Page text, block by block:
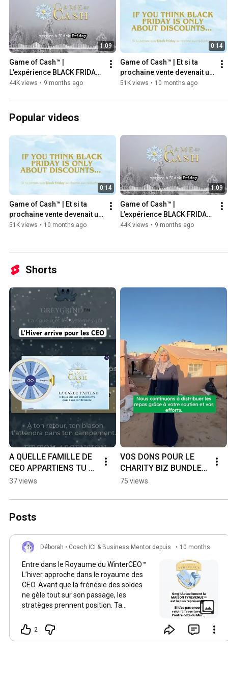
1:09
Game of Cash™ |
L’expérience BLACK FRIDAY
à revivre. À vie.
44K views • 9 months ago
0:14
Game of Cash™️ | Et si ta
prochaine vente devenait un
jeu 🏰✨
51K views • 10 months ago
Popular videos
0:14
Game of Cash™️ | Et si ta
prochaine vente devenait un
jeu 🏰✨
51K views • 10 months ago
1:09
Game of Cash™ |
L’expérience BLACK FRIDAY
à revivre. À vie.
44K views • 9 months ago
Shorts
A QUELLE FAMILLE DE
CEO APPARTIENS TU ?
❄️ #gameofthrones
#findanneebusiness
37 views
VOS DONS POUR LE
CHARITY BIZ BUNDLE A
G🍉Z🍉      #charity
@CaravanesSolidaires
75 views
Posts
Déborah • Coach ICI & Business Mentor depuis
• 10 months
Entre dans le Royaume du WinterCEO™️
L’hiver approche dans le royaume des
CEO. Avant que la frénésie des soldes
ne gèle tout sur son passage, les
stratèges prennent position. Ta
de CEO pour l’Hiver. Elle te servira de
boussole stratégique tout au long de ton
2